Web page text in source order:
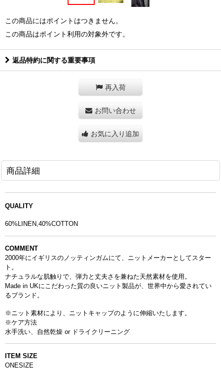
この商品にはポイントはつきません。
この商品はポイント利用の対象外です。
返品特約に関する重要事項
再入荷
お問い合わせ
お気に入り追加
商品詳細
QUALITY
60%LINEN,40%COTTON
COMMENT
2000年にイギリスのノッティンガムにて、 ニットメーカーとしてスター
ト。
ナチュラルな肌触りで、 弾力と丈夫さを兼ねた天然素材を使用。
Made in UKにこだわった質の良いニット製品が、 世界中から愛されてい
るブランド。
※ニット素材により、ニットキャップのように伸縮いたします。
※ケア方法
水手洗い、自然乾燥 or ドライクリーニング
ITEM SIZE
ONESIZE